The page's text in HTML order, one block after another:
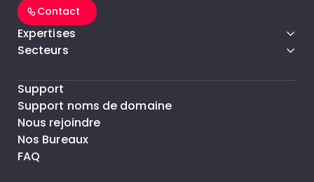
Contact
Expertises
Secteurs
Support
Support noms de domaine
Nous rejoindre
Nos Bureaux
FAQ